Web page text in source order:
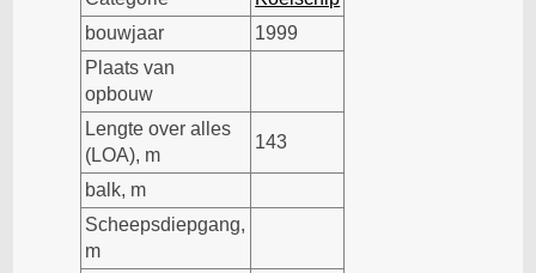
bouwjaar
1999
Plaats van
opbouw
Lengte over alles
(LOA), m
143
balk, m
Scheepsdiepgang,
m